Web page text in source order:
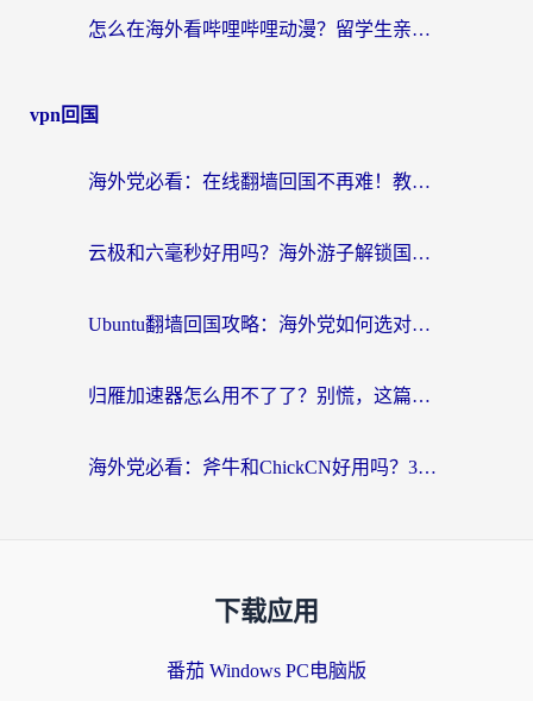
怎么在海外看哔哩哔哩动漫？留学生亲测有效的回国加速方案
vpn回国
海外党必看：在线翻墙回国不再难！教你选对加速器无缝刷国内资源
云极和六毫秒好用吗？海外游子解锁国内资源的真实答案
Ubuntu翻墙回国攻略：海外党如何选对加速器，无缝刷国内剧玩游戏？
归雁加速器怎么用不了了？别慌，这篇指南教你如何丝滑“回家”
海外党必看：斧牛和ChickCN好用吗？3款热门加速器实测+番茄加速器深度体验
下载应用
番茄 Windows PC电脑版